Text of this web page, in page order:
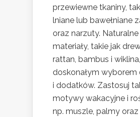
przewiewne tkaniny,
lniane lub bawełniane
oraz narzuty. Naturalne
materiały, takie jak
rattan, bambus i
doskonałym wyborem
i dodatków. Zastosuj
motywy wakacyjne i
np. muszle, palmy oraz